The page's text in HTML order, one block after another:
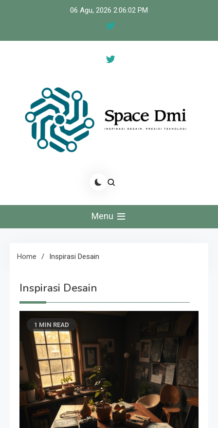
06 Agu, 2026 2:06:02 PM
Space Dmi
Menu
Home Inspirasi Desain
Inspirasi Desain
1 MIN READ